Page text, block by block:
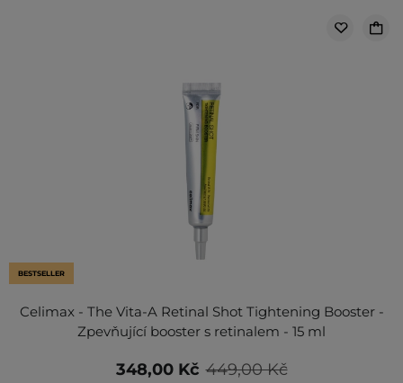
BESTSELLER
Celimax - The Vita-A Retinal Shot Tightening Booster -
Zpevňující booster s retinalem - 15 ml
449,00 Kč
348,00 Kč